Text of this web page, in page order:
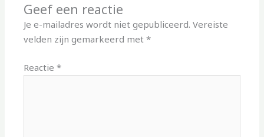
Geef een reactie
Je e-mailadres wordt niet gepubliceerd. Vereiste
velden zijn gemarkeerd met*
Reactie*